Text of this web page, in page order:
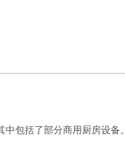
包括了部分商用厨房设备。